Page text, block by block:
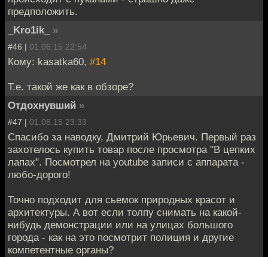
предположить.
_Kro1ik_
»
#46 | 01.06.15 22:54
Кому: kasatka60, #14
Т.е. такой же как в обзоре?
Отдохнувший »
#47 | 01.06.15 23:33
Спасибо за наводку, Дмитрий Юрьевич. Первый раз
захотелось купить товар после просмотра "В цепких
лапах". Посмотрел на youtube записи с аппарата -
любо-дорого!
Точно подходит для сьемок природных красот и
архитектуры. А вот если толпу снимать на какой-
нибудь демонстрации или на улицах большого
города - как на это посмотрит полиция и другие
компетентные органы?